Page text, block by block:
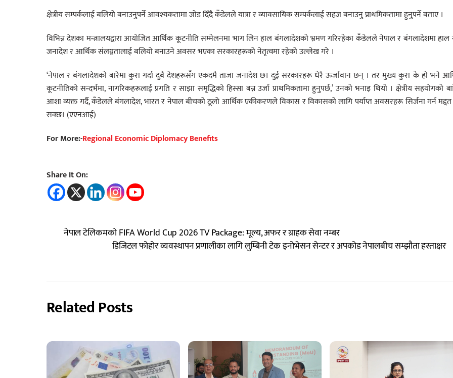
क्षेत्रीय सम्पर्कलाई बलियो बनाउनुपर्ने आवश्यकतामा जोड दिँदै कँडेलले यात्रा र व्यावसायिक सम्पर्कलाई सहज बनाउनु प्राथमिकतामा हुनुपर्ने बताए ।
विभिन्न देशका मन्त्रालयद्वारा आयोजित आर्थिक कूटनीति सम्मेलनमा भाग लिन हाल बंगलादेशको भ्रमण गरिरहेका कँडेलले नेपाल र बंगलादेशमा हाल
जनादेश र आर्थिक संलग्नतालाई बलियो बनाउने अवसर भएका सरकारहरूको नेतृत्वमा रहेको उल्लेख गरे ।
‘नेपाल र बंगलादेशको बारेमा कुरा गर्दा दुबै देशहरूसँग एकदमै ताजा जनादेश छ। दुई सरकारहरू धेरै ऊर्जावान छन् । तर मुख्य कुरा के हो भने
कूटनीतिको सन्दर्भमा, नागरिकहरूलाई प्रगति र साझा समृद्धिको हिस्सा बन्न उर्जा प्राथमिकतामा हुनुपर्छ,’ उनको भनाइ थियो । क्षेत्रीय सहयोगको
आशा व्यक्त गर्दै, कँडेलले बंगलादेश, भारत र नेपाल बीचको ठूलो आर्थिक एकीकरणले विकास र विकासको लागि पर्याप्त अवसरहरू सिर्जना गर्न मद्दत
सक्छ। (एएनआई)
For More:-Regional Economic Diplomacy Benefits
Share It On:
नेपाल टेलिकमको FIFA World Cup 2026 TV Package: मूल्य, अफर र ग्राहक सेवा नम्बर
डिजिटल फोहोर व्यवस्थापन प्रणालीका लागि लुम्बिनी टेक इनोभेसन सेन्टर र अपकोड नेपालबीच सम्झौता हस्ताक्षर
Related Posts